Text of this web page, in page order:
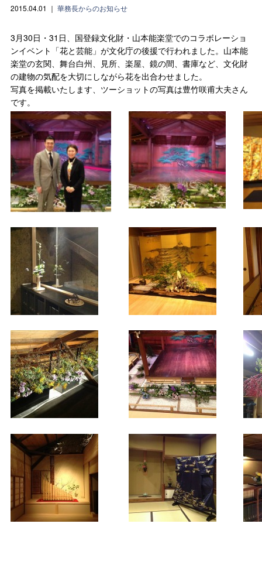
2015.04.01 ｜ 華務長からのお知らせ
3月30日・31日、国登録文化財・山本能楽堂でのコラボレーショ
ンイベント「花と芸能」が文化庁の後援で行われました。山本能
楽堂の玄関、舞台白州、見所、楽屋、鏡の間、書庫など、文化財
の建物の気配を大切にしながら花を出合わせました。
写真を掲載いたします、ツーショットの写真は豊竹咲甫大夫さん
です。